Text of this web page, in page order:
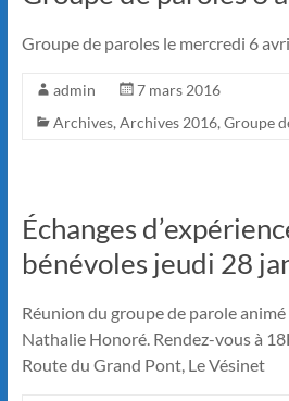
Groupe de paroles le mercredi 6
admin
7 mars 2016
Archives, Archives 2016, Groupe
Échanges
bénévoles jeudi 28
Réunion du groupe de parole
Nathalie Honoré. Rendez-vous à
Route du Grand Pont, Le Vésinet